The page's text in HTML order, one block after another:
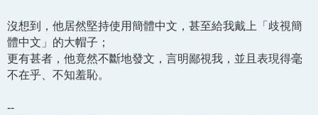
沒想到，他居然堅持使用簡體中文，甚至給我戴上「歧視簡
體中文」的大帽子；
更有甚者，他竟然不斷地發文，言明鄙視我，並且表現得毫
不在乎、不知羞恥。
--